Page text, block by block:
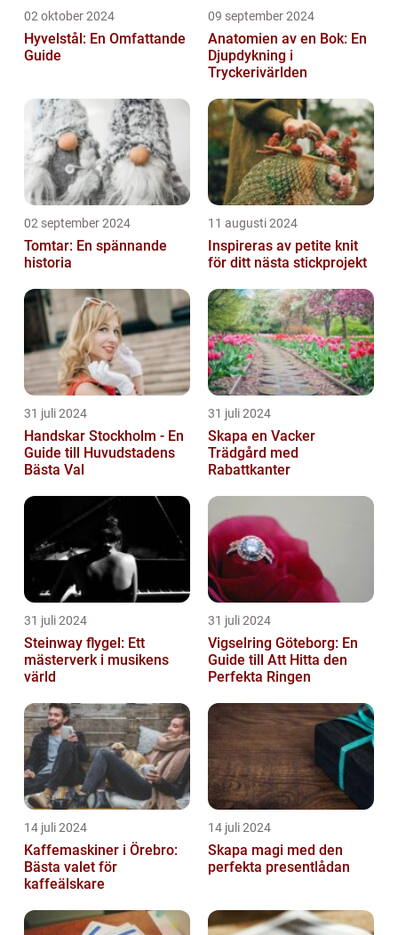
02 oktober 2024
Hyvelstål: En Omfattande
Guide
09 september 2024
Anatomien av en Bok: En
Djupdykning i
Tryckerivärlden
02 september 2024
Tomtar: En spännande
historia
11 augusti 2024
Inspireras av petite knit
för ditt nästa stickprojekt
31 juli 2024
Handskar Stockholm - En
Guide till Huvudstadens
Bästa Val
31 juli 2024
Skapa en Vacker
Trädgård med
Rabattkanter
31 juli 2024
Steinway flygel: Ett
mästerverk i musikens
värld
31 juli 2024
Vigselring Göteborg: En
Guide till Att Hitta den
Perfekta Ringen
14 juli 2024
Kaffemaskiner i Örebro:
Bästa valet för
kaffeälskare
14 juli 2024
Skapa magi med den
perfekta presentlådan